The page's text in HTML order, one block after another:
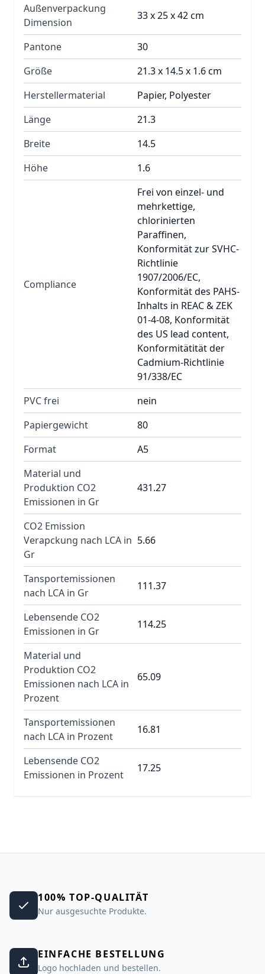
Außenverpackung
Dimension
33 x 25 x 42 cm
Pantone
30
Größe
21.3 x 14.5 x 1.6 cm
Herstellermaterial
Papier, Polyester
Länge
21.3
Breite
14.5
Höhe
1.6
Compliance
Frei von einzel- und
mehrkettige,
chlorinierten
Paraffinen,
Konformität zur SVHC-
Richtlinie
1907/2006/EC,
Konformität des PAHS-
Inhalts in REAC & ZEK
01-4-08, Konformität
des US lead content,
Konformitätität der
Cadmium-Richtlinie
91/338/EC
PVC frei
nein
Papiergewicht
80
Format
A5
Material und
Produktion CO2
Emissionen in Gr
431.27
CO2 Emission
Verapckung nach LCA in
Gr
5.66
Tansportemissionen
nach LCA in Gr
111.37
Lebensende CO2
Emissionen in Gr
114.25
Material und
Produktion CO2
Emissionen nach LCA in
Prozent
65.09
Tansportemissionen
nach LCA in Prozent
16.81
Lebensende CO2
Emissionen in Prozent
17.25
100% TOP-QUALITÄT
Nur ausgesuchte Produkte.
EINFACHE BESTELLUNG
Logo hochladen und bestellen.